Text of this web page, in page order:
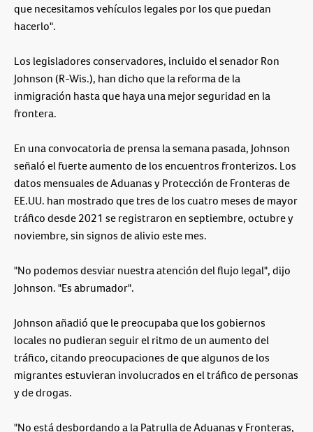
que necesitamos vehículos legales por los que puedan
hacerlo".
Los legisladores conservadores, incluido el senador Ron
Johnson (R-Wis.), han dicho que la reforma de la
inmigración hasta que haya una mejor seguridad en la
frontera.
En una convocatoria de prensa la semana pasada, Johnson
señaló el fuerte aumento de los encuentros fronterizos. Los
datos mensuales de Aduanas y Protección de Fronteras de
EE.UU. han mostrado que tres de los cuatro meses de mayor
tráfico desde 2021 se registraron en septiembre, octubre y
noviembre, sin signos de alivio este mes.
"No podemos desviar nuestra atención del flujo legal", dijo
Johnson. "Es abrumador".
Johnson añadió que le preocupaba que los gobiernos
locales no pudieran seguir el ritmo de un aumento del
tráfico, citando preocupaciones de que algunos de los
migrantes estuvieran involucrados en el tráfico de personas
y de drogas.
"No está desbordando a la Patrulla de Aduanas y Fronteras,